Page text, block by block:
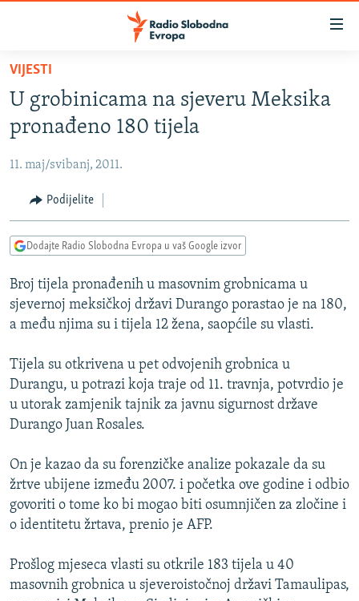
Pređite
glavni
sadržaj
Pređite
na
navigaciju
Pređite
na
BOSNA I HERCEGOVINA
SRBIJA
KOSOVO
CRNA GORA
VIDEO
FOTOGALERIJE
INFOGRAFIKE
PODCASTI
RAT U UKRAJINI
KINA NA BALKANU
ISPRIČAJ MI
DNEVNO@RSE
SPECIJALI RSE
VIŠE OD NASLOVA
GENOCID U SREBRENICI
POPLAVE I KLIZIŠTA U BIH 2024.
POST SCRIPTUM
PRATITE NAS
VIJESTI
U grobinicama na sjeveru Meksika
pronađeno 180 tijela
11. maj/svibanj, 2011.
Podijelite
Dodajte Radio Slobodna Evropa u vaš Google izvor
Broj tijela pronađenih u masovnim grobnicama u
sjevernoj meksičkoj državi Durango porastao je na 180,
a među njima su i tijela 12 žena, saopćile su vlasti.
Tijela su otkrivena u pet odvojenih grobnica u
Durangu, u potrazi koja traje od 11. travnja, potvrdio je
u utorak zamjenik tajnik za javnu sigurnost države
Durango Juan Rosales.
On je kazao da su forenzičke analize pokazale da su
žrtve ubijene između 2007. i početka ove godine i odbio
govoriti o tome ko bi mogao biti osumnjičen za zločine i
o identitetu žrtava, prenio je AFP.
Prošlog mjeseca vlasti su otkrile 183 tijela u 40
masovnih grobnica u sjeveroistočnoj državi Tamaulipas,